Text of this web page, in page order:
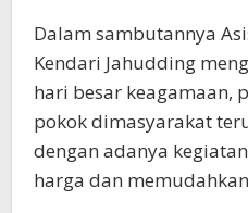
Dalam sambutannya
Kendari Jahudding
hari besar keagamaan,
pokok dimasyarakat
dengan adanya
harga dan